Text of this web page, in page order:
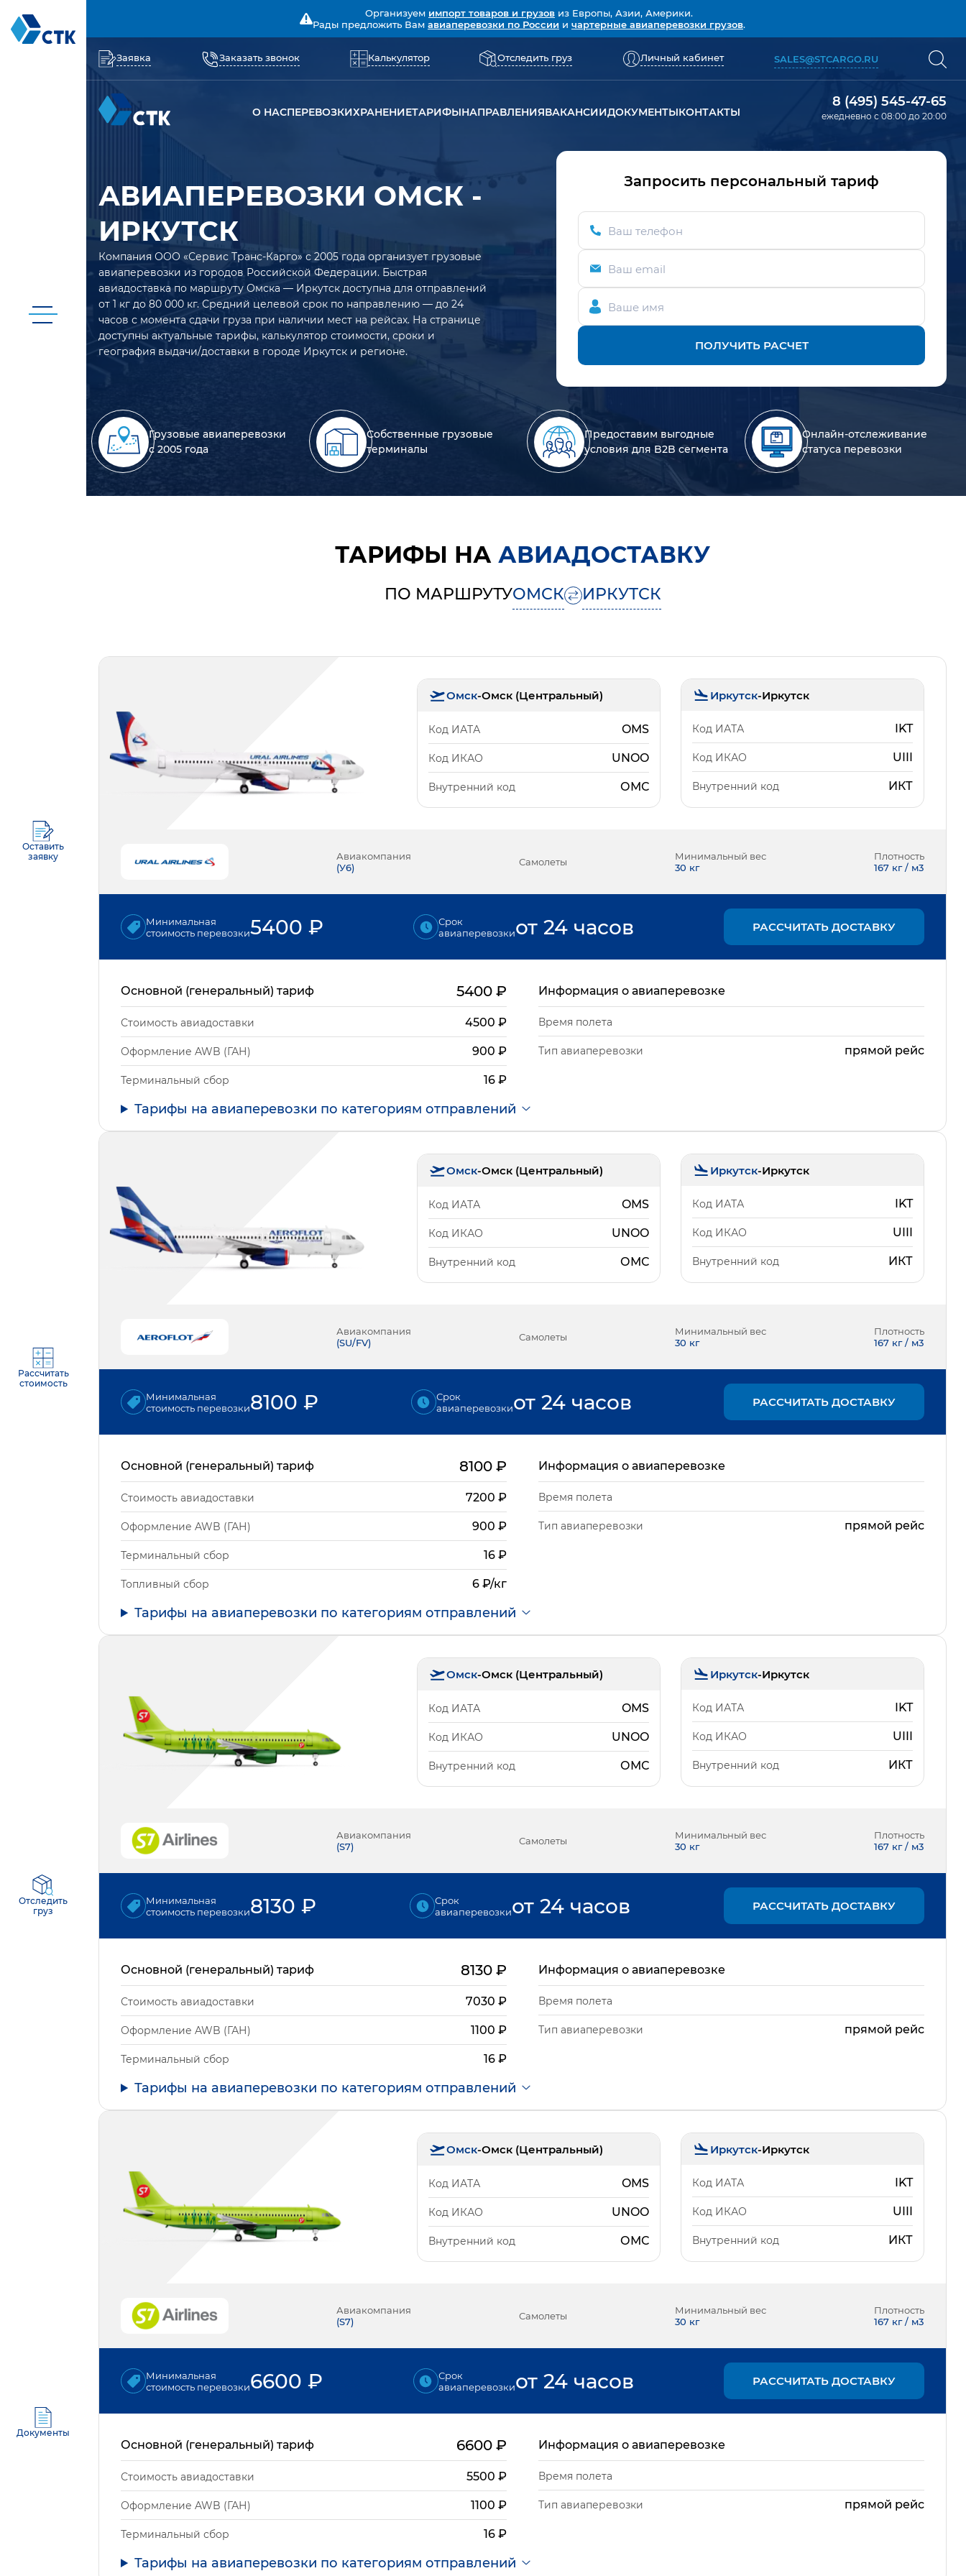
Оставить
заявку
Рассчитать
стоимость
Отследить
груз
Документы
Организуем импорт товаров и грузов из Европы, Азии, Америки.
Рады предложить Вам авиаперевозки по России и чартерные авиаперевозки грузов.
Заявка Заказать звонок Калькулятор Отследить груз Личный кабинет SALES@STCARGO.RU
О НАСПЕРЕВОЗКИХРАНЕНИЕТАРИФЫНАПРАВЛЕНИЯВАКАНСИИДОКУМЕНТЫКОНТАКТЫ
8 (495) 545-47-65
ежедневно с 08:00 до 20:00
АВИАПЕРЕВОЗКИ ОМСК -
ИРКУТСК
Компания ООО «Сервис Транс-Карго» с 2005 года организует грузовые
авиаперевозки из городов Российской Федерации. Быстрая
авиадоставка по маршруту Омска — Иркутск доступна для отправлений
от 1 кг до 80 000 кг. Средний целевой срок по направлению — до 24
часов с момента сдачи груза при наличии мест на рейсах. На странице
доступны актуальные тарифы, калькулятор стоимости, сроки и
география выдачи/доставки в городе Иркутск и регионе.
Запросить персональный тариф
Ваш телефон
Ваш email
Ваше имя
ПОЛУЧИТЬ РАСЧЕТ
Грузовые авиаперевозки
с 2005 года
Собственные грузовые
терминалы
Предоставим выгодные
условия для B2B сегмента
Онлайн-отслеживание
статуса перевозки
ТАРИФЫ НА АВИАДОСТАВКУ
ПО МАРШРУТУОМСК ИРКУТСК
Омск-Омск (Центральный)
Код ИАТА OMS
Код ИКАО UNOO
Внутренний код ОМС
Иркутск-Иркутск
Код ИАТА IKT
Код ИКАО UIII
Внутренний код ИКТ
Авиакомпания
(У6) Самолеты
Минимальный вес
30 кг
Плотность
167 кг / м3
Минимальная
стоимость перевозки5400 ₽
Срок
авиаперевозкиот 24 часов РАССЧИТАТЬ ДОСТАВКУ
Основной (генеральный) тариф 5400₽
Стоимость авиадоставки 4500 ₽
Оформление AWB (ГАН) 900 ₽
Терминальный сбор 16₽
Информация о авиаперевозке
Время полета
Тип авиаперевозки прямой рейс
Тарифы на авиаперевозки по категориям отправлений
Омск-Омск (Центральный)
Код ИАТА OMS
Код ИКАО UNOO
Внутренний код ОМС
Иркутск-Иркутск
Код ИАТА IKT
Код ИКАО UIII
Внутренний код ИКТ
Авиакомпания
(SU/FV) Самолеты
Минимальный вес
30 кг
Плотность
167 кг / м3
Минимальная
стоимость перевозки8100 ₽
Срок
авиаперевозкиот 24 часов РАССЧИТАТЬ ДОСТАВКУ
Основной (генеральный) тариф 8100₽
Стоимость авиадоставки 7200 ₽
Оформление AWB (ГАН) 900 ₽
Терминальный сбор 16₽
Топливный сбор 6 ₽/кг
Информация о авиаперевозке
Время полета
Тип авиаперевозки прямой рейс
Тарифы на авиаперевозки по категориям отправлений
Омск-Омск (Центральный)
Код ИАТА OMS
Код ИКАО UNOO
Внутренний код ОМС
Иркутск-Иркутск
Код ИАТА IKT
Код ИКАО UIII
Внутренний код ИКТ
Авиакомпания
(S7) Самолеты
Минимальный вес
30 кг
Плотность
167 кг / м3
Минимальная
стоимость перевозки8130 ₽
Срок
авиаперевозкиот 24 часов РАССЧИТАТЬ ДОСТАВКУ
Основной (генеральный) тариф 8130₽
Стоимость авиадоставки 7030 ₽
Оформление AWB (ГАН) 1100 ₽
Терминальный сбор 16₽
Информация о авиаперевозке
Время полета
Тип авиаперевозки прямой рейс
Тарифы на авиаперевозки по категориям отправлений
Омск-Омск (Центральный)
Код ИАТА OMS
Код ИКАО UNOO
Внутренний код ОМС
Иркутск-Иркутск
Код ИАТА IKT
Код ИКАО UIII
Внутренний код ИКТ
Авиакомпания
(S7) Самолеты
Минимальный вес
30 кг
Плотность
167 кг / м3
Минимальная
стоимость перевозки6600 ₽
Срок
авиаперевозкиот 24 часов РАССЧИТАТЬ ДОСТАВКУ
Основной (генеральный) тариф 6600₽
Стоимость авиадоставки 5500 ₽
Оформление AWB (ГАН) 1100 ₽
Терминальный сбор 16₽
Информация о авиаперевозке
Время полета
Тип авиаперевозки прямой рейс
Тарифы на авиаперевозки по категориям отправлений